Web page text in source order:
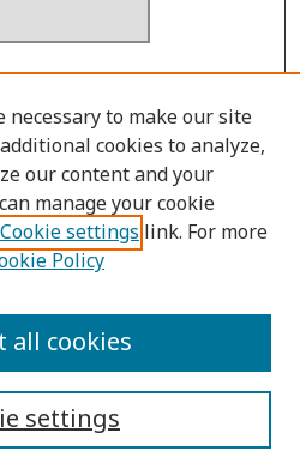
necessary to make our site
cookies to analyze,
our content and your
manage your cookie
Cookie settings link. For more
Policy
settings
all cookies